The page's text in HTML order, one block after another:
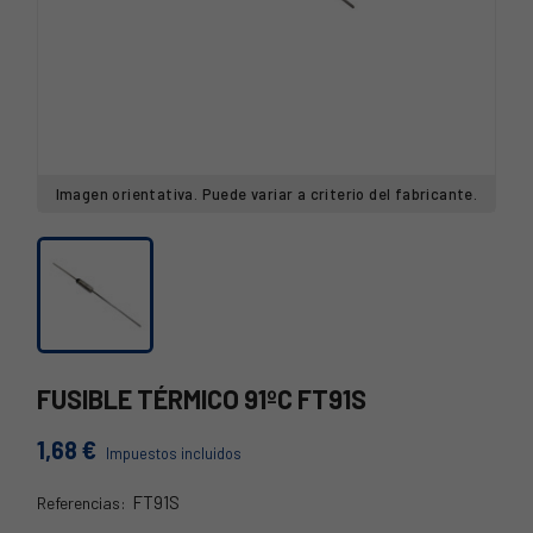
Imagen orientativa. Puede variar a criterio del fabricante.
FUSIBLE TÉRMICO 91ºC FT91S
1,68 € Impuestos incluidos
Referencias: FT91S
FT91S